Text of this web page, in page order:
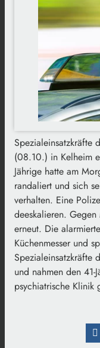
Spezialeinsatzkräfte
(08.10.) in Kelheim
Jährige hatte am
randaliert und sich
verhalten. Eine
deeskalieren.
erneut. Die
Küchenmesser und
Spezialeinsatzkräfte
und nahmen den
psychiatrische Klinik